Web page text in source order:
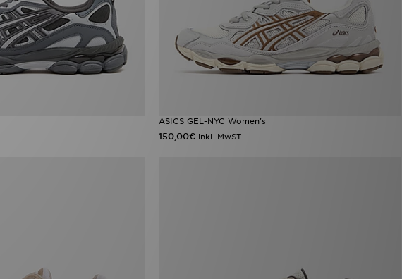
ASICS GEL-NYC Women's
150,00€ inkl. MwST.